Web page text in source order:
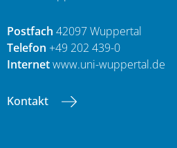
Postfach 42097 Wuppertal
Telefon +49 202 439-0
Internetwww.uni-wuppertal.de
Kontakt